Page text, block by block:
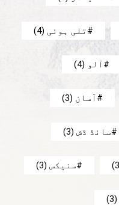
تلی ہوئی (4)
آلو (4)
آسان (3)
سائڈ ڈش (3)
سنیکس (3)
(3)